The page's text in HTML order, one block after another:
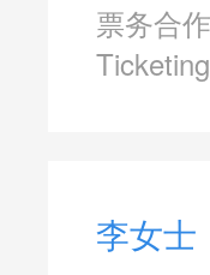
票务合作
李女士